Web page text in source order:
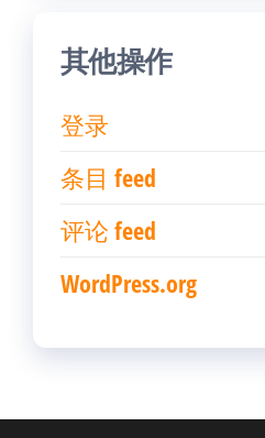
其他操作
登录
条目 feed
评论 feed
WordPress.org